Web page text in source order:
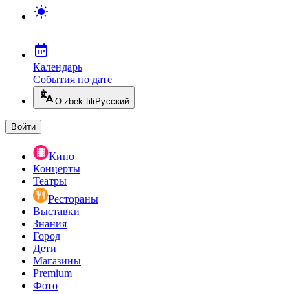
Календарь
События по дате
O’zbek tili Русский
Войти
Кино
Концерты
Театры
Рестораны
Выставки
Знания
Город
Дети
Магазины
Premium
Фото